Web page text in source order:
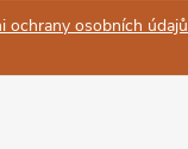
ochrany osobních údajů